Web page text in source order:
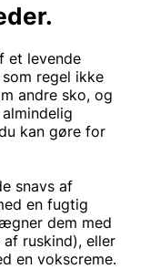
et levende
regel ikke
andre sko, og
kan gøre for
snavs af
en fugtig
dem med
ruskind), eller
en vokscreme.